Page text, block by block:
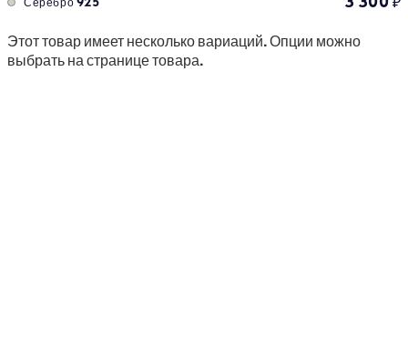
Этот товар имеет несколько вариаций. Опции можно
выбрать на странице товара.